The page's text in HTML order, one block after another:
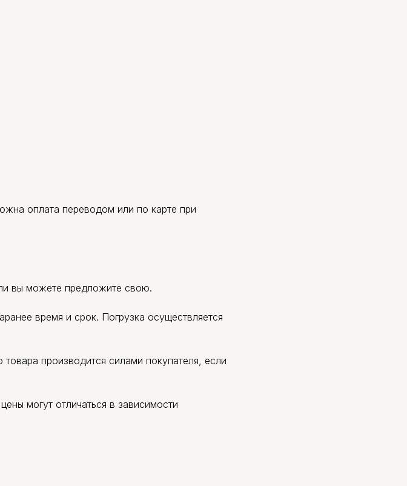
оплата переводом или по карте при
вы можете предложите свою.
время и срок. Погрузка осуществляется
производится силами покупателя, если
могут отличаться в зависимости